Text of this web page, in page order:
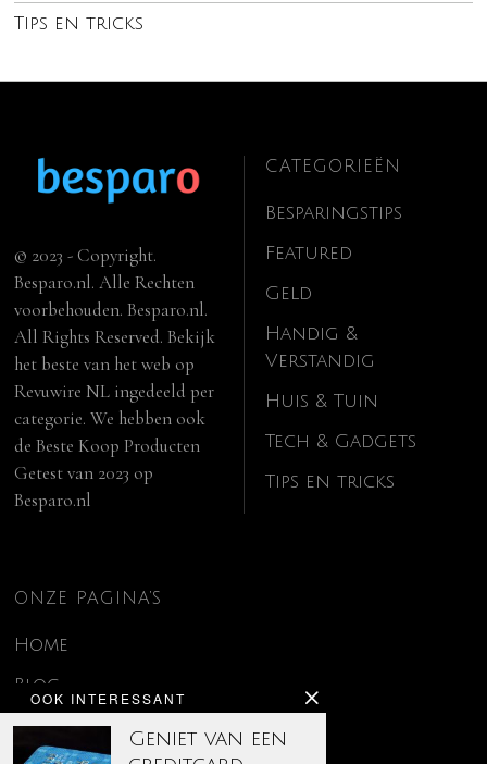
Tips en tricks
OOK INTERESSANT
Geniet van een
© 2023 - Copyright.
Besparo.nl. Alle Rechten
voorbehouden. Besparo.nl.
All Rights Reserved. Bekijk
het beste van het web op
Revuwire NL ingedeeld per
categorie. We hebben ook
deBeste Koop Producten
Getest van 2023 op
Besparo.nl
CATEGORIEËN
Besparingstips
Featured
Geld
Handig &
Verstandig
Huis & Tuin
Tech & Gadgets
Tips en tricks
ONZE PAGINA’S
Home
Blog
Contact